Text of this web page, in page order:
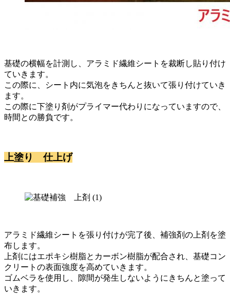
基礎の横幅を計測し、アラミド繊維シートを裁断し貼り付け
ていきます。
この際に、シート内に気泡をきちんと抜いて張り付けていき
ます。
この際に下塗り剤がプライマー代わりになっていますので、
時間との勝負です。
上塗り 仕上げ
アラミド繊維シートを張り付けが完了後、補強剤の上剤を塗
布します。
上剤にはエポキシ樹脂とカーボン樹脂が配合され、基礎コン
クリートの表面強度を高めていきます。
ゴムベラを使用し、隙間が発生しないようにきちんと塗って
いきます。